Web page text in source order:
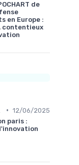
de
en Europe :
contentieux
• 12/06/2025
paris :